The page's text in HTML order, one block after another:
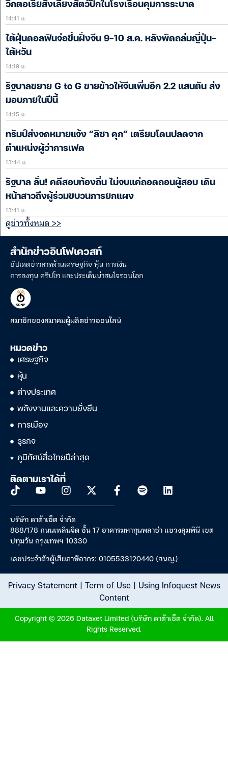
วิกตอเรียสั่งเลี้ยงสัตว์ปีกในโรงเรือนคุมการระบาด
14:41 น.
ไต้ฝุ่นดอลฟินจ่อขึ้นฝั่งจีน 9-10 ส.ค. หลังพัดถล่มญี่ปุ่น-
ไต้หวัน
14:19 น.
รัฐบาลขยาย G to G ขายข้าวให้จีนเพิ่มอีก 2.2 แสนตัน ส่ง
มอบภายในปีนี้
14:15 น.
ทรัมป์ส่งจดหมายแจ้ง “ลิซา คุก” เตรียมโดนปลดจาก
ตำแหน่งผู้ว่าการเฟด
13:44 น.
รัฐบาล ลั่น! คดีสอบท้องถิ่น ไม่จบแค่ถอดถอนผู้สอบ เดิน
หน้าสาวถึงผู้ร่วมขบวนการยกแผง
13:41 น.
ดูข่าวทั้งหมด >>
สำนักข่าวอินโฟเควสท์
อัปเดตข่าวสารด้านเศรษฐกิจ หุ้น การเงิน
การลงทุน คริปโท และประเด็นน่าสนใจรอบโลก
สมาชิกของสมาคมผู้ผลิตข่าวออนไลน์
หมวดข่าว
เศรษฐกิจ
หุ้น
ต่างประเทศ
พลังงานและความยั่งยืน
การเมือง
ธุรกิจ
ภูมิทัศน์สื่อไทยปีล่าสุด
ติดตามเราได้ที่
บริษัท ดาต้าเซ็ต จำกัด
888/178 ถนนเพลินจิต ชั้น 17 อาคารมหาทุนพลาซ่า แขวงลุมพินี เขต
ปทุมวัน กรุงเทพฯ 10330
เลขประจำตัวผู้เสียภาษีอากร: 0105533120440 (สนญ.)
Privacy Statement| Term of Use| Using Infoquest News
Content
Copyright © 2026 Dataxet Limited (บริษัท ดาต้าเซ็ต จำกัด). All
Rights Reserved.